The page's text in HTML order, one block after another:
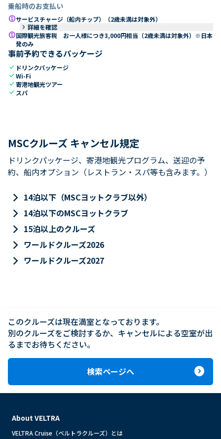
乗船時のお支払い
paidサービスチャージ（船内チップ）（2歳未満は対象外）
keyboard_arrow_right 詳細を確認
paid国際観光旅客税 お一人様につき3,000円相当（2歳未満は対象外）※日本
発のみ
事前予約できるパッケージ
check ドリンクパッケージ
checkWi-Fi
check寄港地観光ツアー
check スパ
MSCクルーズ キャンセル規定
ドリンクパッケージ、寄港地観光プログラム、送迎の予
約、船内オプション（レストラン・スパ等も含みます。）
keyboard_arrow_right 14泊以下（MSCヨットクラブ以外）
keyboard_arrow_right 14泊以下のMSCヨットクラブ
keyboard_arrow_right 15泊以上のクルーズ
keyboard_arrow_right ワールドクルーズ2026
keyboard_arrow_right ワールドクルーズ2027
このクルーズは現在満室となっております。
別のクルーズをご検討するか、キャンセルによる空室が出
るまでお待ちください。
検索ページへ expand_circle_right
About VELTRA
VELTRA Cruise（ベルトラクルーズ）とは